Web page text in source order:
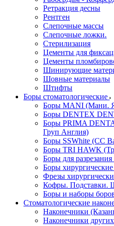
Ретракция десны
Рентген
Слепочные массы
Слепочные ложки.
Стерилизация
Цементы для
Цементы
Шинирующие
Шовные материалы
Штифты
Боры стоматологические
Боры MANI (Мани.
Боры DENTEX
Боры PRIMA
Груп Англия)
Боры SSWhite (СС
Боры TRI HAWK
Боры для
Боры
Фрезы
Кофры. Подставки.
Боры и наборы
Стоматологические
Наконечники
Наконечники